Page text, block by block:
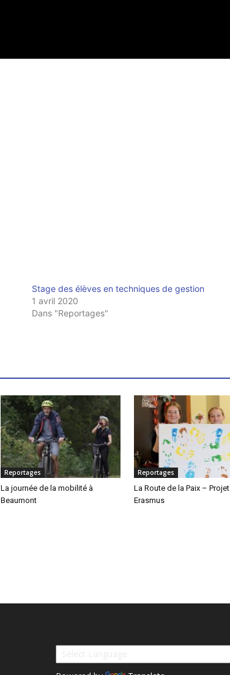
Stage des élèves en techniques de gestion
1 avril 2020
Dans "Reportages"
Reportages
La journée de la mobilité à
Beaumont
Reportages
La Route de la Paix – Projet
Erasmus